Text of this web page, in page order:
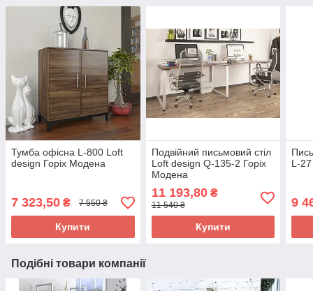
Тумба офісна L-800 Loft
design Горіх Модена
7 323,50 ₴ 7 550 ₴
Купити
Подвійний письмовий стіл
Loft design Q-135-2 Горіх
Модена
11 193,80₴
11 540 ₴
Купити
L-
9
Подібні товари компанії